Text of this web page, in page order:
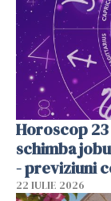
Horoscop
schimba
- previziuni
22 IULIE 2026